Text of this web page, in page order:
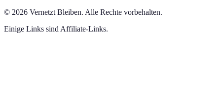
© 2026 Vernetzt Bleiben. Alle Rechte vorbehalten.
Einige Links sind Affiliate-Links.